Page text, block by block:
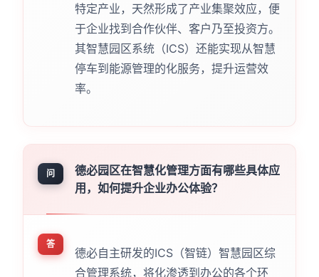
特定产业，天然形成了产业集聚效应，便
于企业找到合作伙伴、客户乃至投资方。
其智慧园区系统（ICS）还能实现从智慧
停车到能源管理的化服务，提升运营效
率。
问
德必园区在智慧化管理方面有哪些具体应
用，如何提升企业办公体验？
答
德必自主研发的ICS（智链）智慧园区综
合管理系统，将化渗透到办公的各个环